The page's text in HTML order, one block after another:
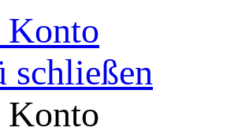
schließen